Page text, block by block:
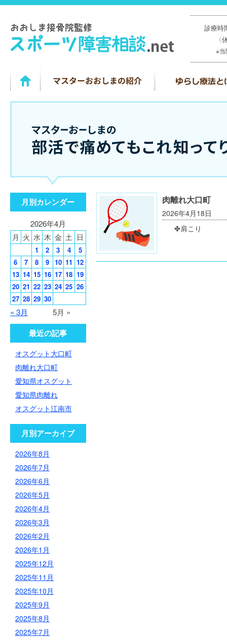
診療
※
肉離れ大口町
2026年4月18日
✤肩こ
月別カレンダー
2026年4月
月 火 水 木 金 土 日
« 3月 5月 »
1 2 3 4
5
6
7 8 9 10 11 12
13 14 15 16 17 18 19
20 21 22 23 24 25 26
27 28 29 30
最近の記事
オスグット大口町
肉離れ大口町
愛知県オスグット
愛知県肉離れ
オスグット江南市
月別アーカイブ
2026年8月
2026年7月
2026年6月
2026年5月
2026年4月
2026年3月
2026年2月
2026年1月
2025年12月
2025年11月
2025年10月
2025年9月
2025年8月
2025年7月